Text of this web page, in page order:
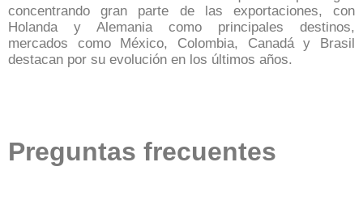
concentrando gran parte de las exportaciones, con
Holanda y Alemania como principales destinos,
mercados como México, Colombia, Canadá y Brasil
destacan por su evolución en los últimos años.
Preguntas frecuentes